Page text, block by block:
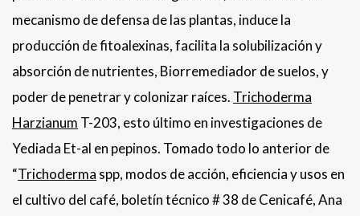
mecanismo de defensa de las plantas, induce la
producción de fitoalexinas, facilita la solubilización y
absorción de nutrientes, Biorremediador de suelos, y
poder de penetrar y colonizar raíces. Trichoderma
Harzianum T-203, esto último en investigaciones de
Yediada Et-al en pepinos. Tomado todo lo anterior de
“Trichoderma spp, modos de acción, eficiencia y usos en
el cultivo del café, boletín técnico # 38 de Cenicafé, Ana